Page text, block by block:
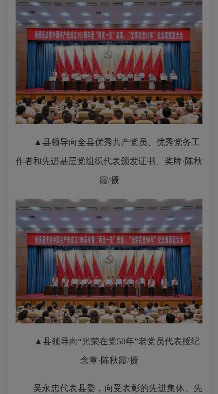
▲县领导向全县优秀共产党员、优秀党务工
作者和先进基层党组织代表颁发证书、 奖牌·陈秋
霞/摄
▲县领导向“光荣在党50年”老党员代表授纪
念章·陈秋霞/摄
吴永忠代表县委，向受表彰的先进集体、先